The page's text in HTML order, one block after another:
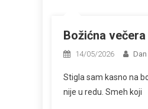
Božićna
14/05/2026 Dan
Stigla sam kasno na
nije u redu. Smeh koji